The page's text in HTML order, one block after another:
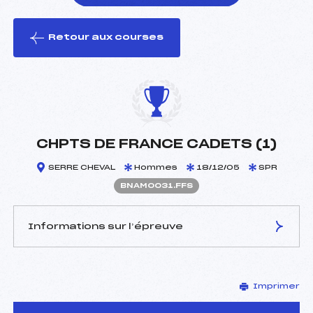
le ski
Retour aux courses
CHPTS DE FRANCE CADETS (1)
SERRE CHEVAL Hommes 18/12/05 SPR
BNAM0031.FFS
Informations sur l’épreuve
MOREAU JEAN-LOUIS ()
D.T Adjoint :
–
Imprimer